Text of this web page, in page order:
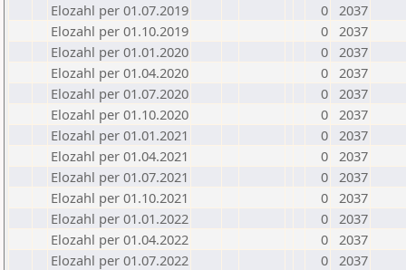
Elozahl per 01.07.2019
0 2037
Elozahl per 01.10.2019
0 2037
Elozahl per 01.01.2020
0 2037
Elozahl per 01.04.2020
0 2037
Elozahl per 01.07.2020
0 2037
Elozahl per 01.10.2020
0 2037
Elozahl per 01.01.2021
0 2037
Elozahl per 01.04.2021
0 2037
Elozahl per 01.07.2021
0 2037
Elozahl per 01.10.2021
0 2037
Elozahl per 01.01.2022
0 2037
Elozahl per 01.04.2022
0 2037
Elozahl per 01.07.2022
0 2037